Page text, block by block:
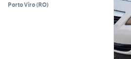
Porto Viro(RO)